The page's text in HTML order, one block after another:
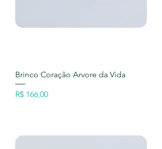
Brinco Coração Arvore da Vida
Preço
R$ 166,00